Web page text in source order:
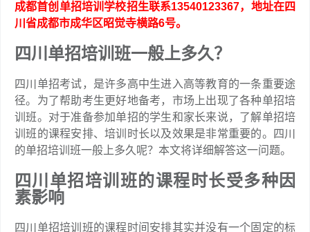
成都首创单招培训学校招生联系13540123367，地址在四
川省成都市成华区昭觉寺横路6号。
四川单招培训班一般上多久？
四川单招考试，是许多高中生进入高等教育的一条重要途
径。为了帮助考生更好地备考，市场上出现了各种单招培
训班。对于准备参加单招的学生和家长来说，了解单招培
训班的课程安排、培训时长以及效果是非常重要的。四川
的单招培训班一般上多久呢？本文将详细解答这一问题。
四川单招培训班的课程时长受多种因
素影响
四川单招培训班的课程时间安排其实并没有一个固定的标